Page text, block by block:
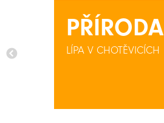
PŘÍRODA
LÍPA V CHOTĚVICÍCH